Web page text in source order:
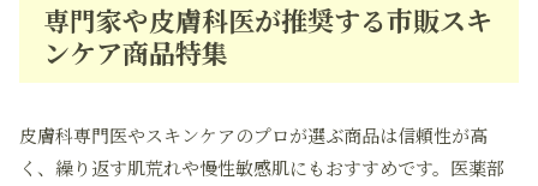
専門家や皮膚科医が推奨する市販スキ
ンケア商品特集
皮膚科専門医やスキンケアのプロが選ぶ商品は信頼性が高
く、繰り返す肌荒れや慢性敏感肌にもおすすめです。医薬部